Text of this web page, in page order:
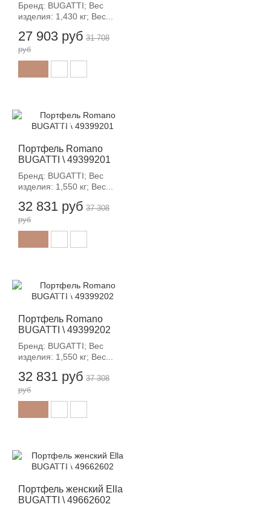
Бренд: BUGATTI; Вес
изделия: 1,430 кг; Вес...
27 903 руб 31 708
руб
Портфель Romano
BUGATTI \ 49399201
Бренд: BUGATTI; Вес
изделия: 1,550 кг; Вес...
32 831 руб
-12%
37 308
руб
Портфель Romano
BUGATTI \ 49399202
Бренд: BUGATTI; Вес
изделия: 1,550 кг; Вес...
32 831 руб
-12%
37 308
руб
Портфель женский Ella
BUGATTI \ 49662602
-12%